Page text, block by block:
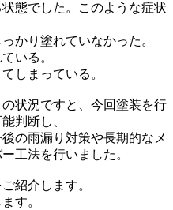
態でした。このような症状
かり塗れていなかった。
いる。
しまっている。
状況ですと、今回塗装を行
判断し、
の雨漏り対策や長期的なメ
工法を行いました。
紹介します。
す。